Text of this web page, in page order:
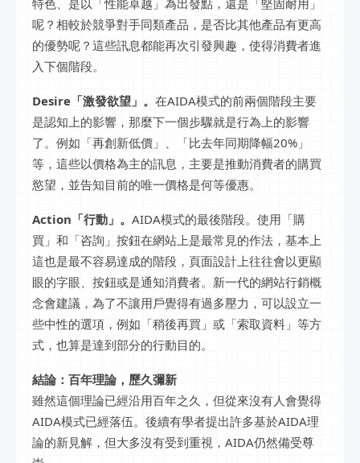
特色、是以「性能卓越」為出發點，還是「堅固耐用」
呢？相較於競爭對手同類產品，是否比其他產品有更高
的優勢呢？這些訊息都能再次引發興趣，使得消費者進
入下個階段。
Desire「激發欲望」。 在AIDA模式的前兩個階段主要
是認知上的影響，那麼下一個步驟就是行為上的影響
了。例如「再創新低價」、「比去年同期降幅20%」
等，這些以價格為主的訊息，主要是推動消費者的購買
慾望，並告知目前的唯一價格是何等優惠。
Action「行動」。 AIDA模式的最後階段。使用「購
買」和「咨詢」按鈕在網站上是最常見的作法，基本上
這也是最不容易達成的階段，頁面設計上往往會以更顯
眼的字眼、按鈕或是通知消費者。新一代的網站行銷概
念會建議，為了不讓用戶覺得有過多壓力，可以設立一
些中性的選項，例如「稍後再買」或「索取資料」等方
式，也算是達到部分的行動目的。
結論：百年理論，歷久彌新
雖然這個理論已經沿用百年之久，但從來沒有人會覺得
AIDA模式已經落伍。後續有學者提出許多基於AIDA理
論的新見解，但大多沒有受到重視，AIDA仍然備受尊